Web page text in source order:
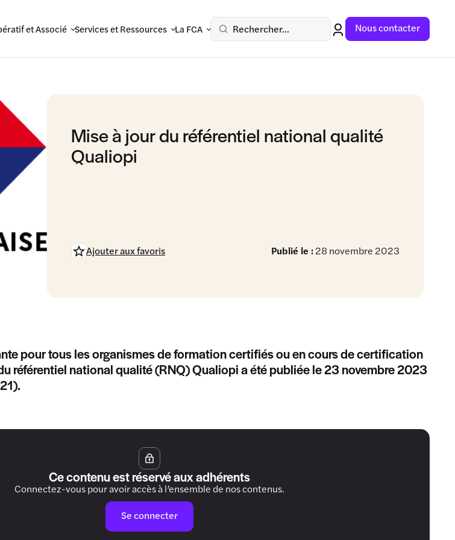
et Associé Services et Ressources La FCA Rechercher... Nous contacter
Mise à jour du référentiel national qualité
Qualiopi
Publié le :28 novembre 2023
Ajouter aux favoris
pour tous les organismes de formation certifiés ou en cours de certification
référentiel national qualité (RNQ) Qualiopi a été publiée le 23 novembre 2023
Ce contenu est réservé aux adhérents
Connectez-vous pour avoir accès à l’ensemble de nos contenus.
Se connecter